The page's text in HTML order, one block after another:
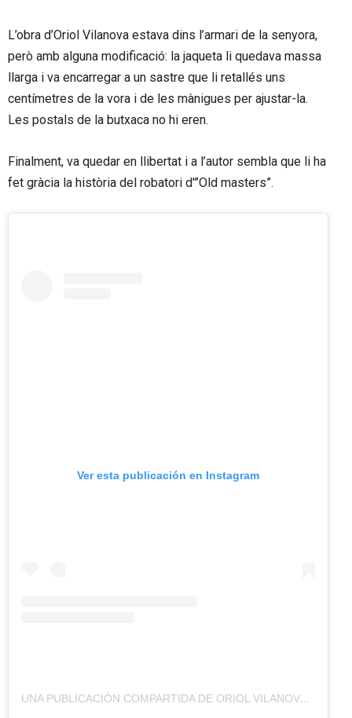
L’obra d’Oriol Vilanova estava dins l’armari de la senyora,
però amb alguna modificació: la jaqueta li quedava massa
llarga i va encarregar a un sastre que li retallés uns
centímetres de la vora i de les mànigues per ajustar-la.
Les postals de la butxaca no hi eren.
Finalment, va quedar en llibertat i a l’autor sembla que li ha
fet gràcia la història del robatori d'”Old masters”.
Ver esta publicación en Instagram
UNA PUBLICACIÓN COMPARTIDA DE ORIOL VILANOVA (@ORIOLVILANOVA)